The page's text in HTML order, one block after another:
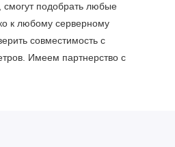
подобрать любые
к любому серверному
совместимость с
Имеем партнерство с
исключить ошибки даже